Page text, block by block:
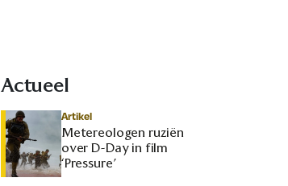
Actueel
Artikel
Metereologen ruziën
over D-Day in film
‘Pressure’